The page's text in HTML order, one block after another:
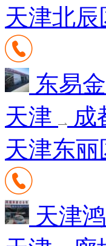
天津北
东易
天津
成
天津东
天津